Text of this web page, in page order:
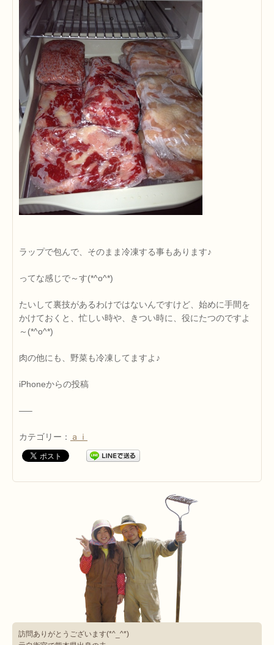
ラップで包んで、そのまま冷凍する事もあります♪
ってな感じで～す(*^o^*)
たいして裏技があるわけではないんですけど、始めに手間を
かけておくと、忙しい時や、きつい時に、役にたつのですよ
～(*^o^*)
肉の他にも、野菜も冷凍してますよ♪
iPhoneからの投稿
—–
カテゴリー： ａｉ
訪問ありがとうございます(*^_^*)